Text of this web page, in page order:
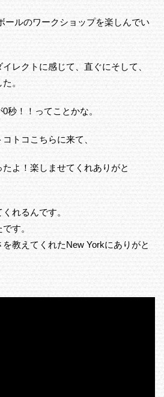
ールのワークショップを楽しんでい
レクトに感じて、直ぐにそして、
た。
0秒！！ってことかな。
トコこちらに来て、
たよ！楽しませてくれありがと
れるんです。
す。
教えてくれたNew Yorkにありがと